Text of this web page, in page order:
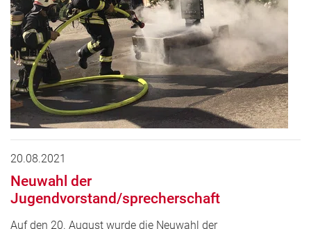
20.08.2021
Neuwahl der
Jugendvorstand/sprecherschaft
Auf den 20. August wurde die Neuwahl der